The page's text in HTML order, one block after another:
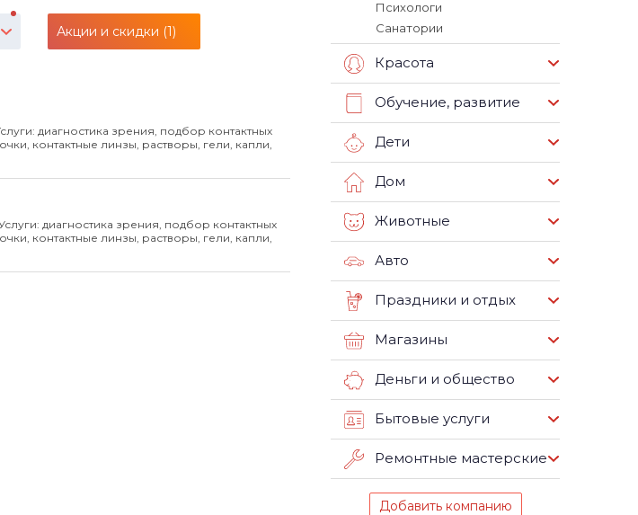
Акции и скидки (1)
диагностика зрения, подбор контактных
контактные линзы, растворы, гели, капли,
диагностика зрения, подбор контактных
контактные линзы, растворы, гели, капли,
Психологи
Санатории
Красота
Обучение, развитие
Дети
Дом
Животные
Авто
Праздники и отдых
Магазины
Деньги и общество
Бытовые услуги
Ремонтные мастерские
Добавить компанию